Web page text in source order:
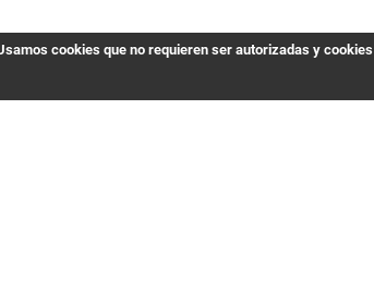
cookies que no requieren ser autorizadas y